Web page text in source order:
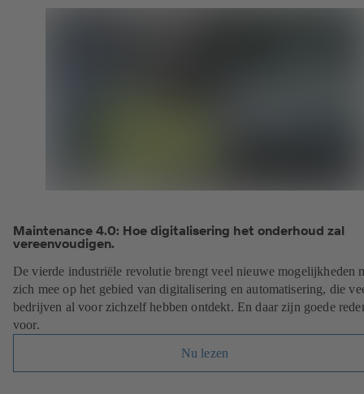
Maintenance 4.0: Hoe digitalisering het onderhoud zal
vereenvoudigen.
De vierde industriële revolutie brengt veel nieuwe mogelijkheden
zich mee op het gebied van digitalisering en automatisering, die
bedrijven al voor zichzelf hebben ontdekt. En daar zijn goede
voor.
Nu lezen